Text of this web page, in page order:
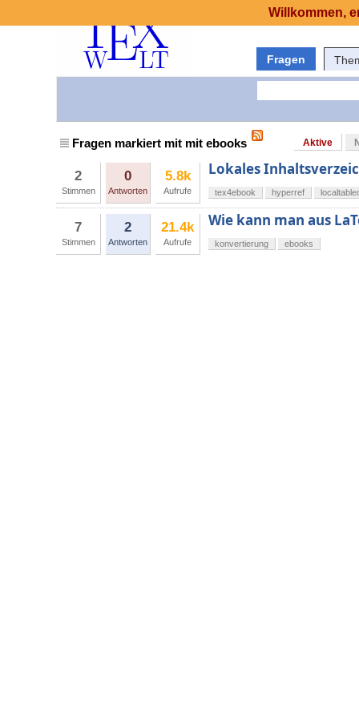
Fragen
Fragen markiert mit mit ebooks Aktive
2
Stimmen
0
Antworten
5.8k
Aufrufe
Lokales
tex4ebook hyperref
7
Stimmen
2
Antworten
21.4k
Aufrufe
Wie kann man aus
konvertierung ebooks
Willkommen,